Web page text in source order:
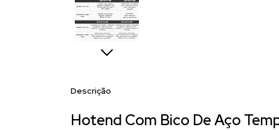
Descrição
Hotend Com Bico De Aço